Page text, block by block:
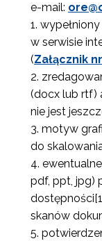
e-mail:
w serwisie
(Załącznik
(docx lub rtf)
nie jest
motyw
do
pdf, ppt, jpg)
skanów